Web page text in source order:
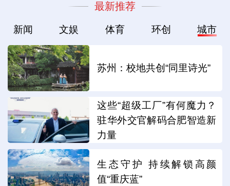
最新推荐
新闻 文娱 体育 环创 城市
苏州：校地共创“同里诗光”
这些“超级工厂”有何魔力？
驻华外交官解码合肥智造新
力量
生态守护 持续解锁高颜
值“重庆蓝”